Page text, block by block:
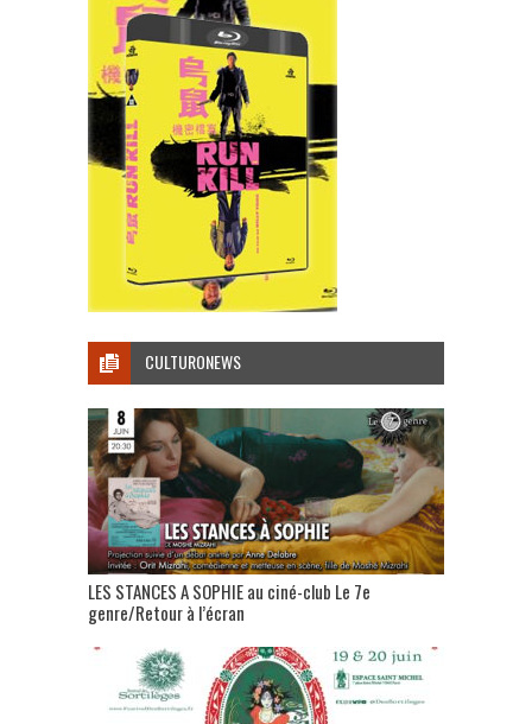
CULTURONEWS
LES STANCES A SOPHIE au ciné-club Le 7e
genre/Retour à l’écran